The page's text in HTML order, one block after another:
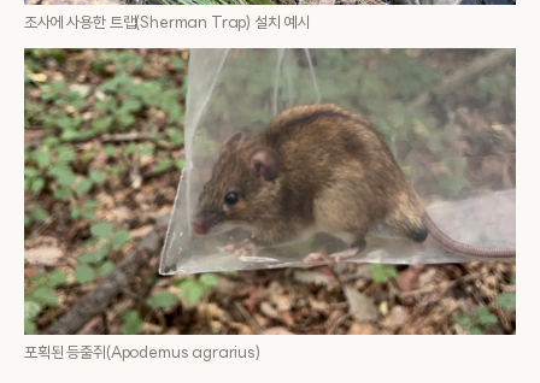
조사에 사용한 트랩(Sherman Trap) 설치 예시
포획된 등줄쥐(Apodemus agrarius)